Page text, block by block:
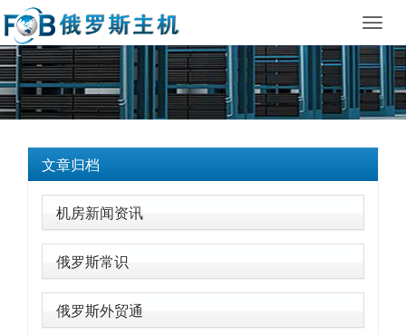
文章归档
机房新闻资讯
俄罗斯常识
俄罗斯外贸通